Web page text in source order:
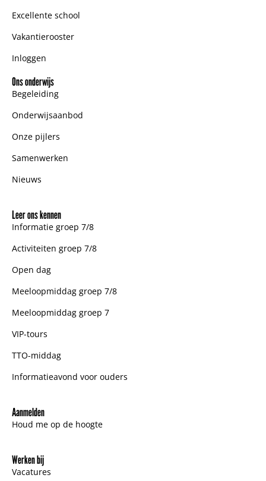
Excellente school
Vakantierooster
Inloggen
Ons onderwijs
Begeleiding
Onderwijsaanbod
Onze pijlers
Samenwerken
Nieuws
Leer ons kennen
Informatie groep 7/8
Activiteiten groep 7/8
Open dag
Meeloopmiddag groep 7/8
Meeloopmiddag groep 7
VIP-tours
TTO-middag
Informatieavond voor ouders
Aanmelden
Houd me op de hoogte
Werken bij
Vacatures